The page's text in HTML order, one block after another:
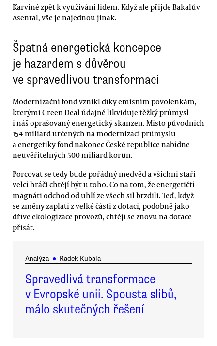
Karviné zpět k využívání lidem. Když ale přijde Bakalův
Asental, vše je najednou jinak.
Špatná energetická koncepce
je hazardem s důvěrou
ve spravedlivou transformaci
Modernizační fond vznikl díky emisním povolenkám,
kterými Green Deal údajně likviduje těžký průmysl
i náš oprašovaný energetický skanzen. Místo původních
154 miliard určených na modernizaci průmyslu
a energetiky fond nakonec České republice nabídne
neuvěřitelných 500 miliard korun.
Porcovat se tedy bude pořádný medvěd a všichni staří
velcí hráči chtějí být u toho. Co na tom, že energetičtí
magnáti odchod od uhlí ze všech sil brzdili. Teď, když
se změny zaplatí z velké části z dotací, podobně jako
dříve ekologizace provozů, chtějí se znovu na dotace
přisát.
Analýza ● Radek Kubala
Spravedlivá transformace
v Evropské unii. Spousta slibů,
málo skutečných řešení